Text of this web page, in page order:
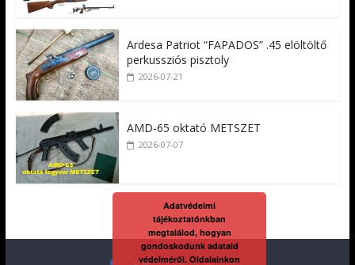
Ardesa Patriot “FAPADOS” .45 elöltöltő
perkussziós pisztoly
2026-07-21
AMD-65 oktató METSZET
2026-07-07
Adatvédelmi
tájékoztatónkban
megtalálod, hogyan
gondoskodunk adataid
védelméről. Oldalainkon